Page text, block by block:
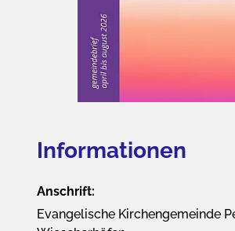
Informationen
Anschrift:
Evangelische Kirchengemeinde